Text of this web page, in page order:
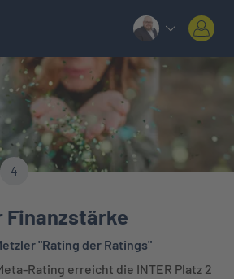
4
Finanzstärke
"Rating der Ratings"
Rating erreicht die INTER Platz 2